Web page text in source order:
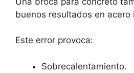
buenos resultados en acero
Este error provoca:
Sobrecalentamiento.